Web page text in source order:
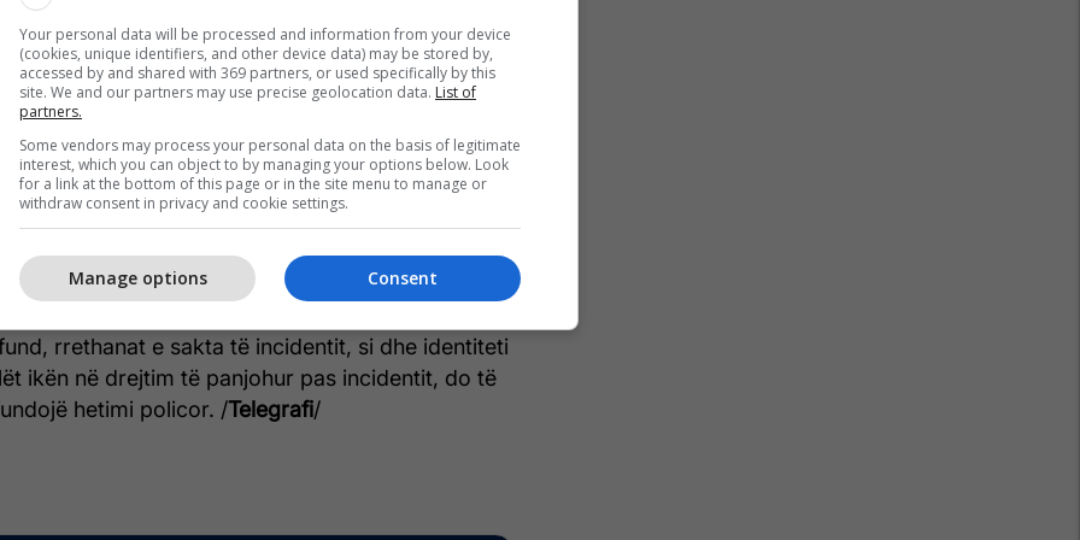
(@IstragaB)
lokale "patrullat e policisë u dërguan menjëherë
hetimi është duke u zhvilluar aktualisht.
në detyrë është informuar gjithashtu për të
shkurt policia.
zyrtar mbi shkallën e lëndimeve të
i sulmuar, as mbi motivet e këtij sulmi.
rrethanat e sakta të incidentit, si dhe identiteti
ikën në drejtim të panjohur pas incidentit, do të
hetimi policor. /Telegrafi/
Your personal data will be processed and information from your device
(cookies, unique identifiers, and other device data) may be stored by,
accessed by and shared with 369 partners, or used specifically by this
site. We and our partners may use precise geolocation data. List of
partners.
Some vendors may process your personal data on the basis of legitimate
interest, which you can object to by managing your options below. Look
for a link at the bottom of this page or in the site menu to manage or
withdraw consent in privacy and cookie settings.
Consent
Manage options